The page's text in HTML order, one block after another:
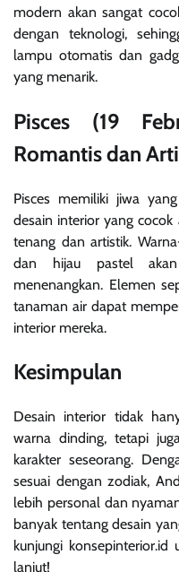
modern akan sangat
dengan teknologi,
lampu otomatis dan
yang menarik.
Pisces (19
Romantis dan
Pisces memiliki jiwa
desain interior yang
tenang dan artistik.
dan hijau pastel
menenangkan. Elemen
tanaman air dapat
interior mereka.
Kesimpulan
Desain interior tidak
warna dinding, tetapi
karakter seseorang.
sesuai dengan zodiak,
lebih personal dan
banyak tentang desain
kunjungi
lanjut!